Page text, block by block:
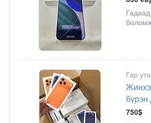
Гадаад
Гар
бүрэн
750$